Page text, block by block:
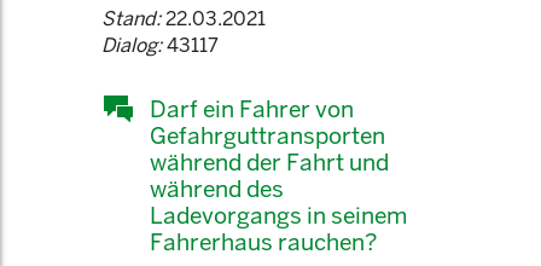
Stand:22.03.2021
Dialog:43117
Darf ein Fahrer von
Gefahrguttransporten
während der Fahrt und
während des
Ladevorgangs in seinem
Fahrerhaus rauchen?